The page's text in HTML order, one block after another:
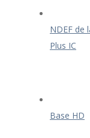
NDEF de
Plus IC
Base HD